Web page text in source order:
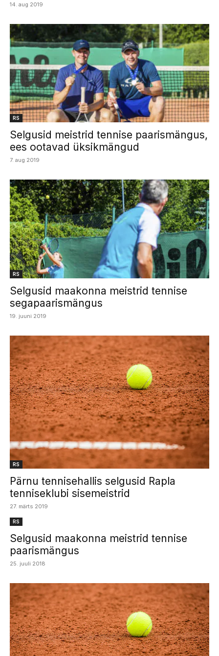
14. aug 2019
RS
Selgusid meistrid tennise paarismängus,
ees ootavad üksikmängud
7. aug 2019
RS
Selgusid maakonna meistrid tennise
segapaarismängus
19. juuni 2019
RS
Pärnu tennisehallis selgusid Rapla
tenniseklubi sisemeistrid
27. märts 2019
RS
Selgusid maakonna meistrid tennise
paarismängus
25. juuli 2018